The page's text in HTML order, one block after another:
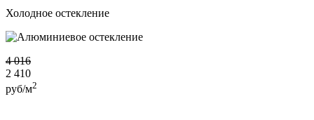
Холодное остекление
4 016
2 410
руб/м2